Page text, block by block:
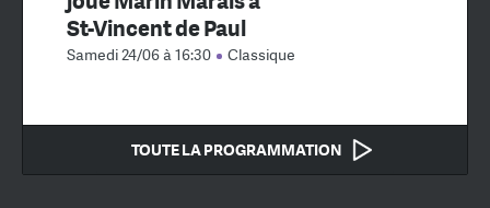
St-Vincent de Paul
Samedi 24/06 à 16:30 Classique
TOUTE LA PROGRAMMATION